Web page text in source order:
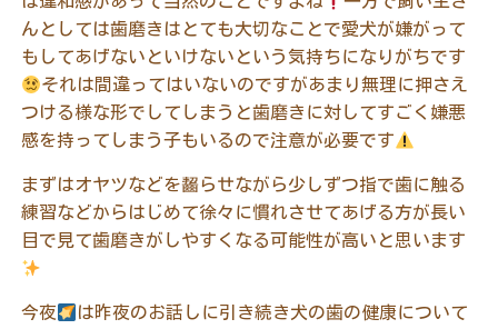
んとしては歯磨きはとても大切なことで愛犬が嫌がって
もしてあげないといけないという気持ちになりがちです
それは間違ってはいないのですがあまり無理に押さえ
つける様な形でしてしまうと歯磨きに対してすごく嫌悪
感を持ってしまう子もいるので注意が必要です
まずはオヤツなどを齧らせながら少しずつ指で歯に触る
練習などからはじめて徐々に慣れさせてあげる方が長い
目で見て歯磨きがしやすくなる可能性が高いと思います
今夜
は昨夜のお話しに引き続き犬の歯の健康について